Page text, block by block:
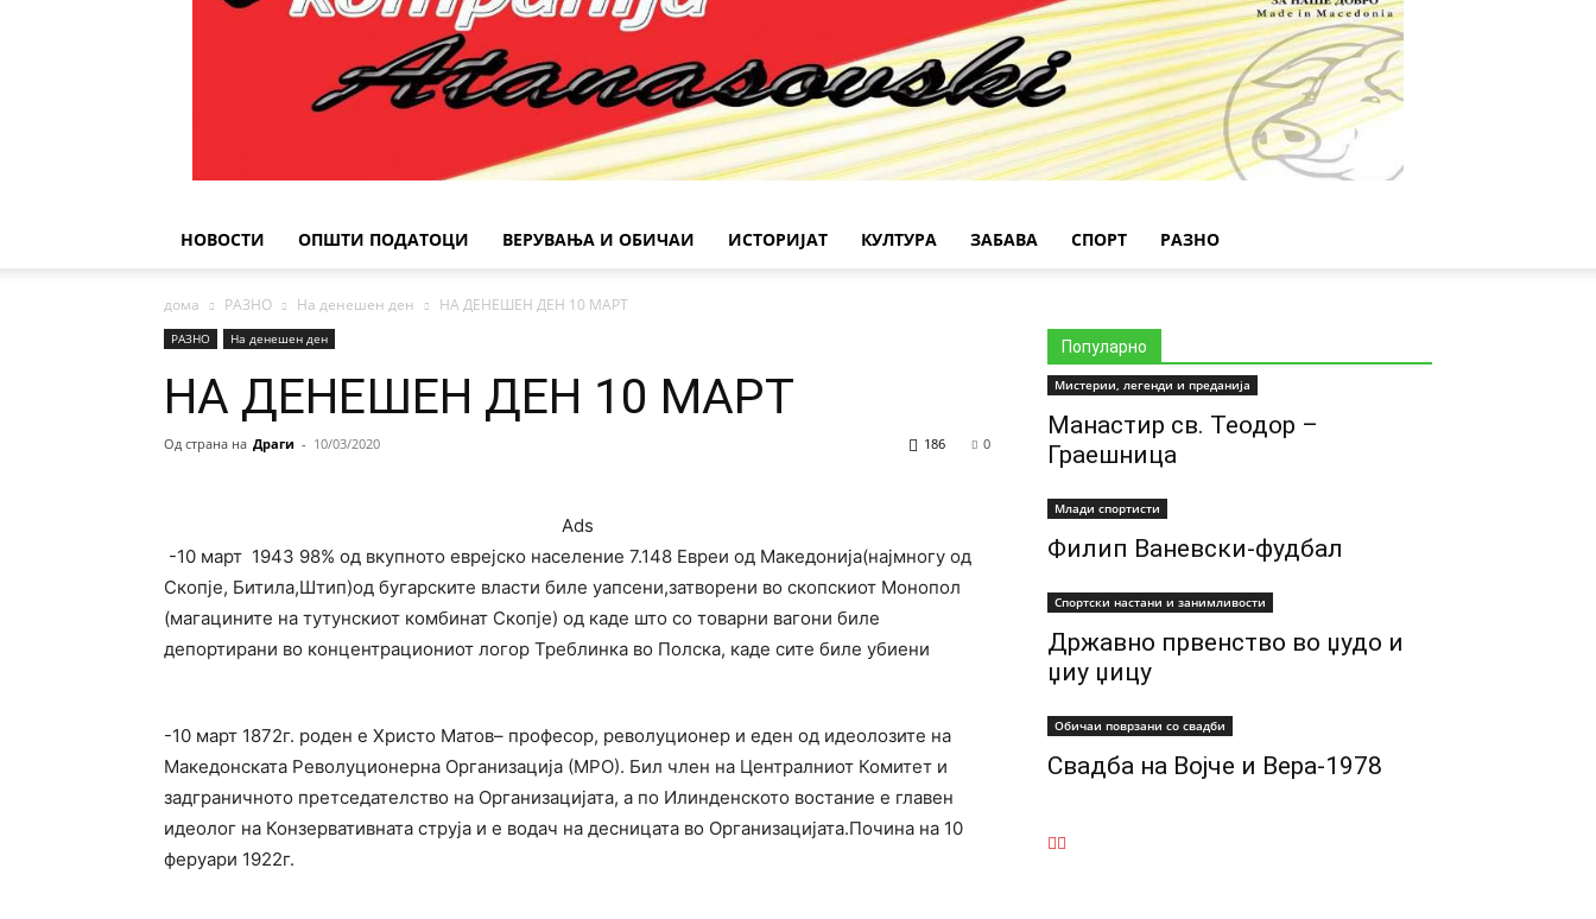
НОВОСТИ ОПШТИ ПОДАТОЦИ ВЕРУВАЊА И ОБИЧАИ ИСТОРИЈАТ КУЛТУРА ЗАБАВА СПОРТ РАЗНО
дома РАЗНО На денешен ден НА ДЕНЕШЕН ДЕН 10 МАРТ
РАЗНО На денешен ден
НА ДЕНЕШЕН ДЕН 10 МАРТ
Од страна на Драги - 10/03/2020 0
186
Ads
-10 март 1943 98% од вкупното еврејско население 7.148 Евреи од Македонија(најмногу од
Скопје, Битила,Штип)од бугарските власти биле уапсени,затворени во скопскиот Монопол
(магацините на тутунскиот комбинат Скопје) од каде што со товарни вагони биле
депортирани во концентрациониот логор Треблинка во Полска, каде сите биле убиени
-10 март 1872г. роден е Христо Матов– професор, револуционер и еден од идеолозите на
Македонската Револуционерна Организација (МРО). Бил член на Централниот Комитет и
задграничното претседателство на Организацијата, а по Илинденското востание е главен
идеолог на Конзервативната струја и е водач на десницата во Организацијата.Почина на 10
феруари 1922г.
Популарно
Мистерии, легенди и преданија
Манастир св. Теодор –
Граешница
Млади спортисти
Филип Ваневски-фудбал
Спортски настани и занимливости
Државно првенство во џудо и
џиу џицу
Обичаи поврзани со свадби
Свадба на Војче и Вера-1978